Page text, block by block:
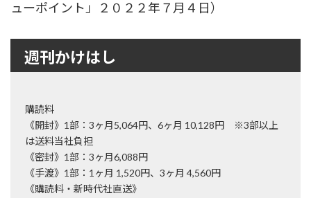
ューポイント」２０２２年７月４日）
週刊かけはし
購読料
《開封》1部：3ヶ月5,064円、6ヶ月 10,128円 ※3部以上
は送料当社負担
《密封》1部：3ヶ月6,088円
《手渡》1部：1ヶ月 1,520円、3ヶ月 4,560円
《購読料・新時代社直送》